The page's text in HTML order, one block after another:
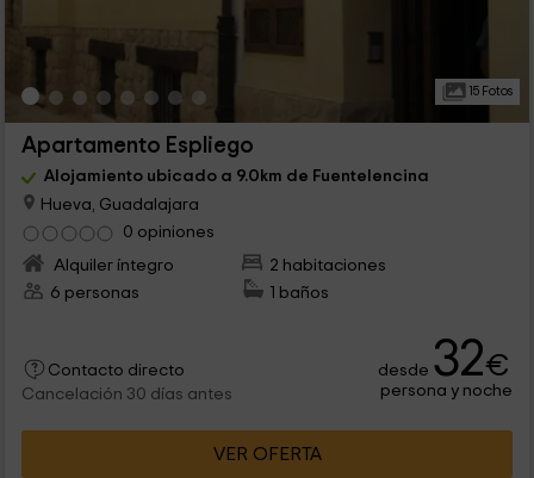
15 Fotos
Apartamento Espliego
Alojamiento ubicado a 9.0km de Fuentelencina
Hueva, Guadalajara
0 opiniones
Alquiler íntegro
2 habitaciones
6 personas
1 baños
Contacto directo
Cancelación 30 días antes
desde 32€
persona y noche
VER OFERTA